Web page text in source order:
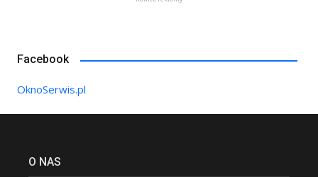
Facebook
OknoSerwis.pl
O NAS